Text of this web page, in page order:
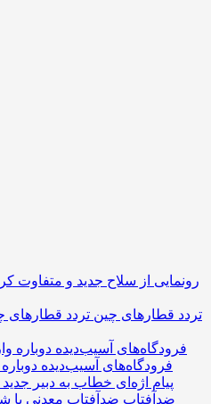
رونمایی از سلاح جدید و متفاوت
تردد قطارهای چین
فرودگاه‌های آسیب‌دیده
پیام اژه‌ای خطاب به دبیر
ضدآفتاب‌